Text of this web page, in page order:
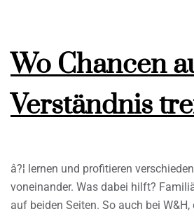
Wo Chancen
Verständnis
â?¦ lernen und profitieren
voneinander. Was dabei hilft?
auf beiden Seiten. So auch bei